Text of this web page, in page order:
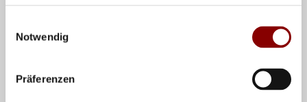
Notwendig
Präferenzen